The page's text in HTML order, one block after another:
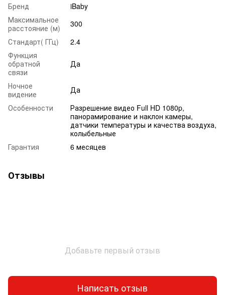
Бренд
iBaby
Максимальное
расстояние (м)
300
Стандарт( ГГц)
2.4
Функция
обратной
связи
Да
Ночное
видение
Да
Особенности
Разрешение видео Full HD 1080p,
панорамирование и наклон камеры,
датчики температуры и качества воздуха,
колыбельные
Гарантия
6 месяцев
Отзывы
Добавьте первый отзыв
Написать отзыв